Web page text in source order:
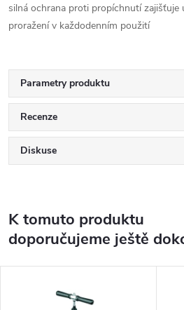
silná ochrana proti propíchnutí
proražení v každodenním použití
Parametry produktu
Recenze
Diskuse
K tomuto produktu
doporučujeme ještě